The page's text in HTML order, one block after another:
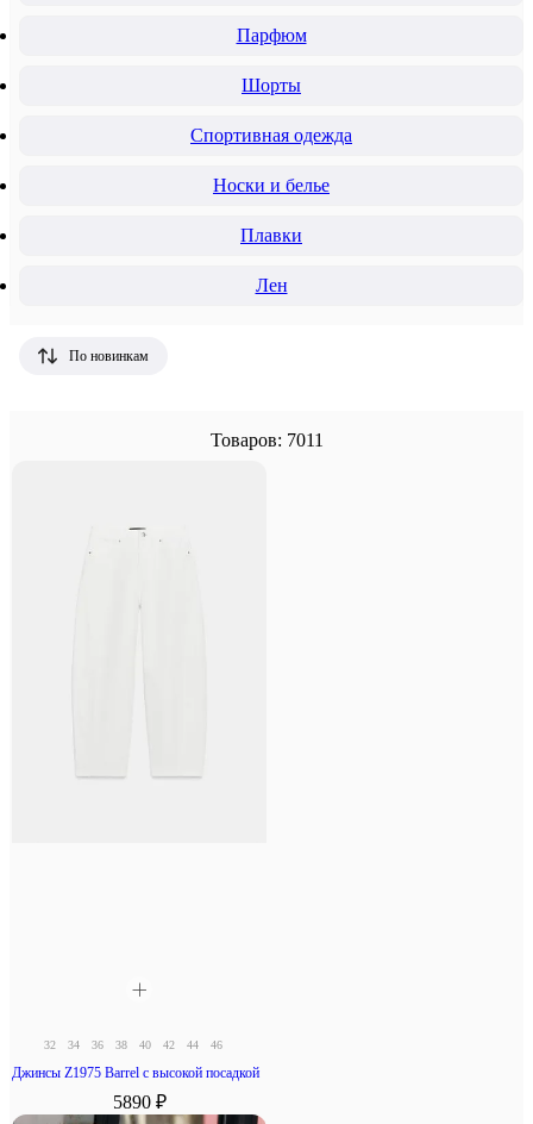
Парфюм
Шорты
Спортивная одежда
Носки и белье
Плавки
Лен
По новинкам
Товаров: 7011
32 34 36 38 40 42 44 46
Джинсы Z1975 Barrel с высокой посадкой
5890 ₽